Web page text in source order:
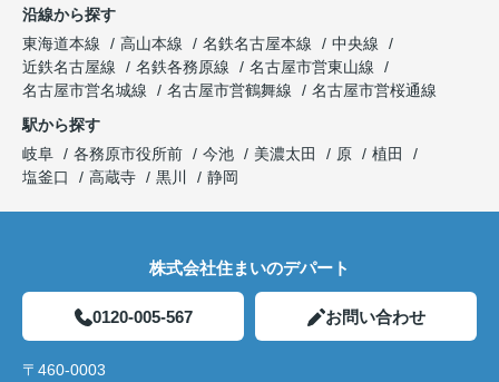
沿線から探す
東海道本線
高山本線 名鉄名古屋本線
中央線
近鉄名古屋線
名鉄各務原線
名古屋市営東山線
名古屋市営名城線
名古屋市営鶴舞線
名古屋市営桜通線
駅から探す
岐阜
各務原市役所前 今池 美濃太田 原
植田
塩釜口
高蔵寺 黒川 静岡
株式会社住まいのデパート
0120-005-567 お問い合わせ
〒460-0003